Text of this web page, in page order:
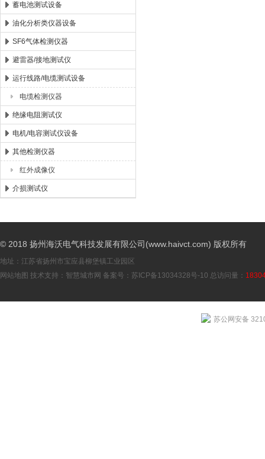
蓄电池测试设备
油化分析类仪器设备
SF6气体检测仪器
避雷器/接地测试仪
运行线路/电缆测试设备
电缆检测仪器
绝缘电阻测试仪
电机/电容测试仪设备
其他检测仪器
红外成像仪
介损测试仪
© 2018 扬州海沃电气科技发展有限公司(www.haivct.com) 版权所有
地址：江苏省扬州市宝应县柳堡镇工业园区
网站地图 技术支持： 智慧城市网 备案号： 苏ICP备13034328号-10 总访问量：
苏公网安备